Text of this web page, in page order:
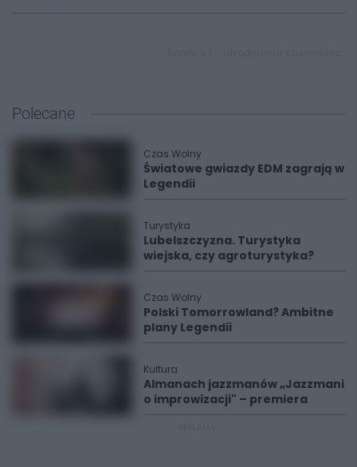
Polecane
Czas Wolny
Światowe gwiazdy EDM zagrają w
Legendii
Turystyka
Lubelszczyzna. Turystyka
wiejska, czy agroturystyka?
Czas Wolny
Polski Tomorrowland? Ambitne
plany Legendii
Kultura
Almanach jazzmanów „Jazzmani
o improwizacji" – premiera